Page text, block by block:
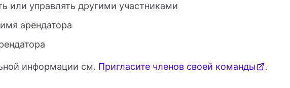
или управлять другими участниками
арендатора
информации см. Пригласите членов своей команды .